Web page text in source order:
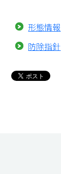
形態情報
防除指針